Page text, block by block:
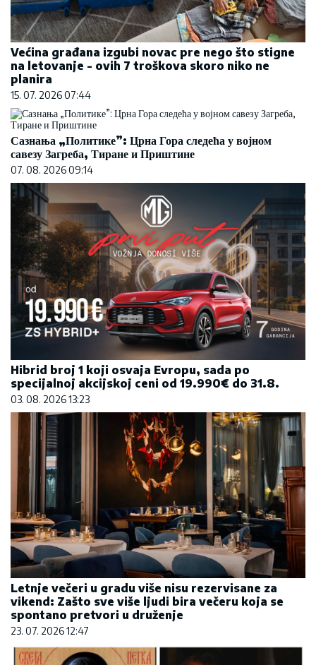
Većina građana izgubi novac pre nego što stigne
na letovanje - ovih 7 troškova skoro niko ne
planira
15. 07. 2026 07:44
Сазнања „Политике”: Црна Гора следећа у војном
савезу Загреба, Тиране и Приштине
07. 08. 2026 09:14
Hibrid broj 1 koji osvaja Evropu, sada po
specijalnoj akcijskoj ceni od 19.990€ do 31.8.
03. 08. 2026 13:23
Letnje večeri u gradu više nisu rezervisane za
vikend: Zašto sve više ljudi bira večeru koja se
spontano pretvori u druženje
23. 07. 2026 12:47